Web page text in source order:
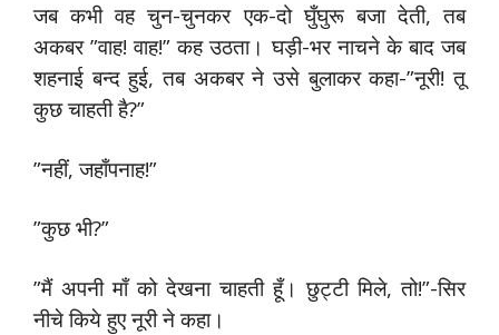
जब कभी वह चुन-चुनकर एक-दो घुँघुरू बजा देती, तब
अकबर ”वाह! वाह!” कह उठता। घड़ी-भर नाचने के बाद जब
शहनाई बन्द हुई, तब अकबर ने उसे बुलाकर कहा-”नूरी! तू
कुछ चाहती है?”
”नहीं, जहाँपनाह!”
”कुछ भी?”
”मैं अपनी माँ को देखना चाहती हूँ। छुट्टी मिले, तो!”-सिर
नीचे किये हुए नूरी ने कहा।